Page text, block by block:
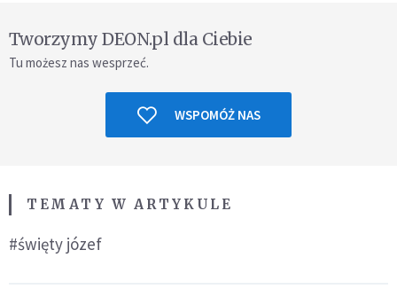
Tworzymy DEON.pl dla Ciebie
Tu możesz nas wesprzeć.
WSPOMÓŻ NAS
TEMATY W ARTYKULE
#święty józef